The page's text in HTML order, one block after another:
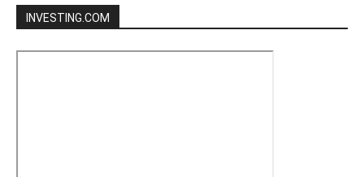
INVESTING.COM